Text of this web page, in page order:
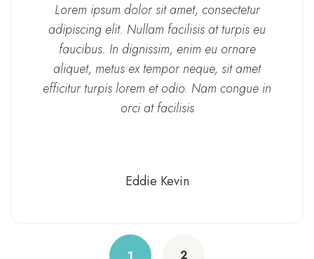
Lorem ipsum dolor sit amet, consectetur
adipiscing elit. Nullam facilisis at turpis eu
faucibus. In dignissim, enim eu ornare
aliquet, metus ex tempor neque, sit amet
efficitur turpis lorem et odio. Nam congue in
orci at facilisis
Eddie Kevin
2